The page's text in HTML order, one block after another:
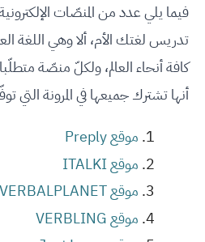
فيما يلي عدد من المنصّات
تدريس لغتك الأم، ألا وهي اللغة
كافة أنحاء العالم، ولكلّ منصّة
أنها تشترك جميعها في المرونة التي
موقع Preply
موقع ITALKI
موقع VERBALPLANET
موقع VERBLING